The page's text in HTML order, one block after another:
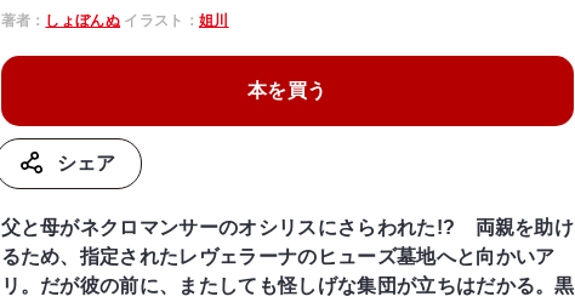
著者： しょぼんぬ イラスト： 姐川
本を買う
シェア
父と母がネクロマンサーのオシリスにさらわれた!? 両親を助け
るため、指定されたレヴェラーナのヒューズ墓地へと向かいア
リ。だが彼の前に、またしても怪しげな集団が立ちはだかる。黒